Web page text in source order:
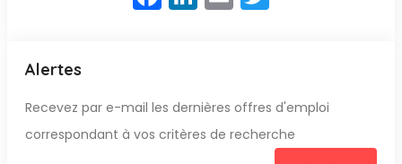
Alertes
Recevez par e-mail les dernières offres d'emploi
correspondant à vos critères de recherche